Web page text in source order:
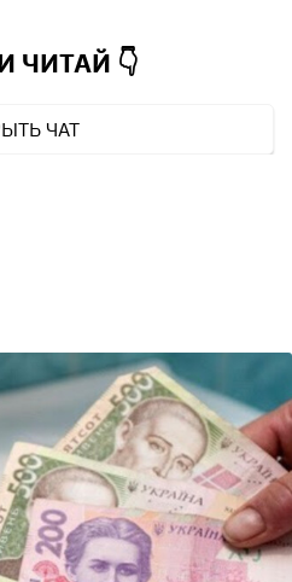
ЧИТАЙ 👇
ЧАТ